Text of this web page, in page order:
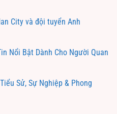
City và đội tuyển Anh
Nổi Bật Dành Cho Người Quan
Sử, Sự Nghiệp & Phong